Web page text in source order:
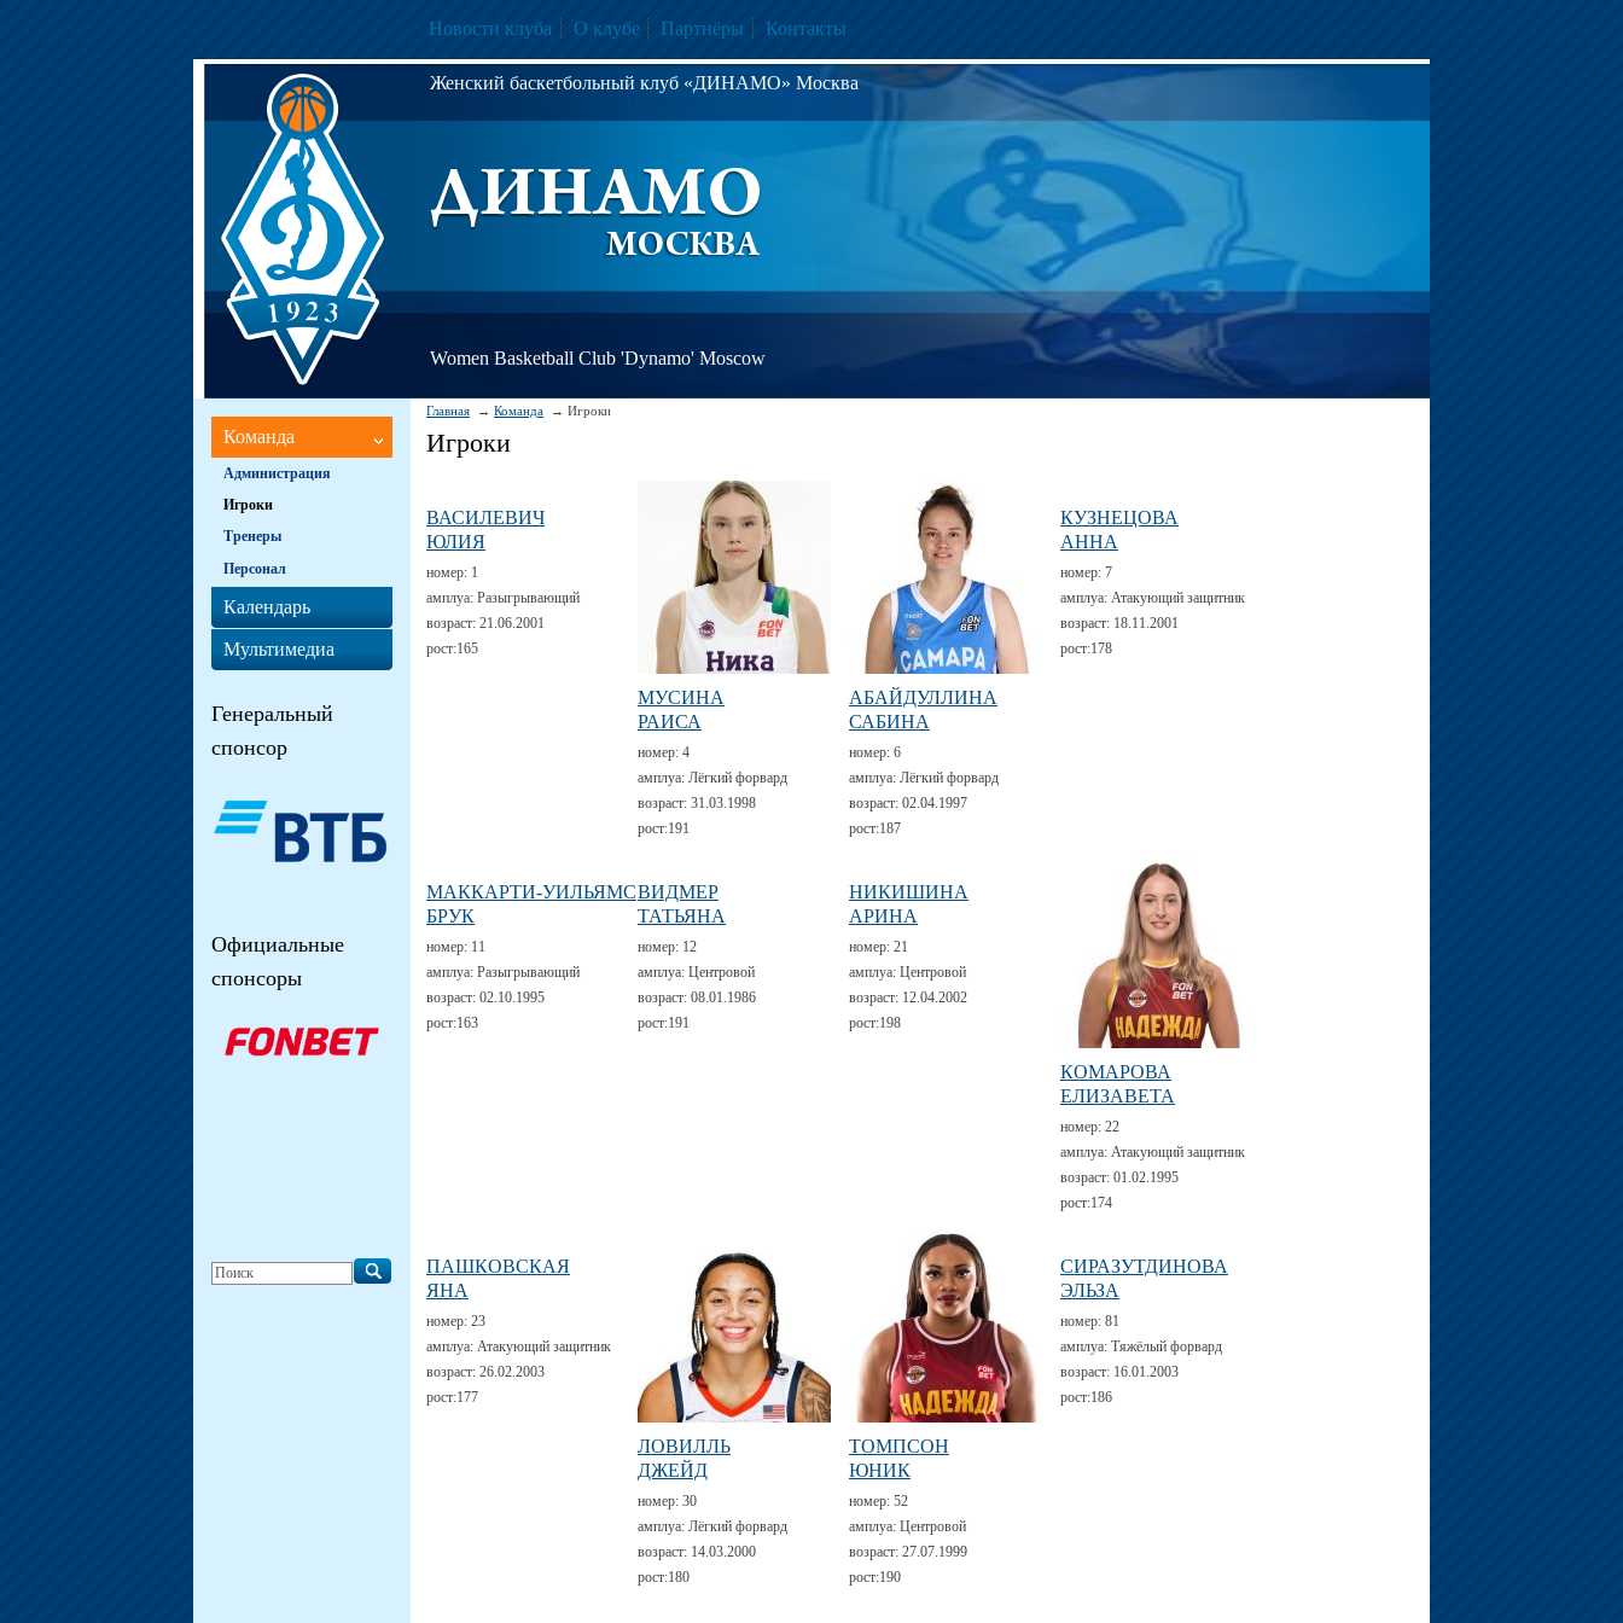
Новости клуба О клубе Партнёры Контакты
Женский баскетбольный клуб «ДИНАМО» Москва
Women Basketball Club 'Dynamo' Moscow
Главная Команда Игроки
Игроки
ВАСИЛЕВИЧ
ЮЛИЯ
номер: 1
амплуа: Разыгрывающий
возраст: 21.06.2001
рост:165
МУСИНА
РАИСА
номер: 4
амплуа: Лёгкий форвард
возраст: 31.03.1998
рост:191
АБАЙДУЛЛИНА
САБИНА
номер: 6
амплуа: Лёгкий форвард
возраст: 02.04.1997
рост:187
КУЗНЕЦОВА
АННА
номер: 7
амплуа: Атакующий защитник
возраст: 18.11.2001
рост:178
МАККАРТИ-УИЛЬЯМС
БРУК
номер: 11
амплуа: Разыгрывающий
возраст: 02.10.1995
рост:163
ВИДМЕР
ТАТЬЯНА
номер: 12
амплуа: Центровой
возраст: 08.01.1986
рост:191
НИКИШИНА
АРИНА
номер: 21
амплуа: Центровой
возраст: 12.04.2002
рост:198
КОМАРОВА
ЕЛИЗАВЕТА
номер: 22
амплуа: Атакующий защитник
возраст: 01.02.1995
рост:174
ПАШКОВСКАЯ
ЯНА
номер: 23
амплуа: Атакующий защитник
возраст: 26.02.2003
рост:177
ЛОВИЛЛЬ
ДЖЕЙД
номер: 30
амплуа: Лёгкий форвард
возраст: 14.03.2000
рост:180
ТОМПСОН
ЮНИК
номер: 52
амплуа: Центровой
возраст: 27.07.1999
рост:190
СИРАЗУТДИНОВА
ЭЛЬЗА
номер: 81
амплуа: Тяжёлый форвард
возраст: 16.01.2003
рост:186
Команда
Администрация
Игроки
Тренеры
Персонал
Календарь
Мультимедиа
Генеральный
спонсор
Официальные
спонсоры